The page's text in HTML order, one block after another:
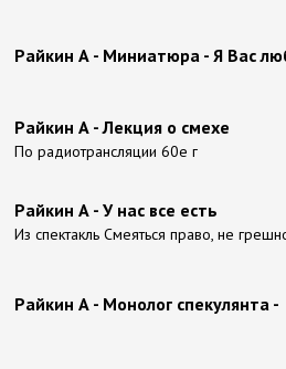
Райкин А - Миниатюра - Я Вас
Райкин А - Лекция о смехе
По радиотрансляции 60е г
Райкин А - У нас все есть
Из спектакль Смеяться право, не
Райкин А - Монолог спекулянта -